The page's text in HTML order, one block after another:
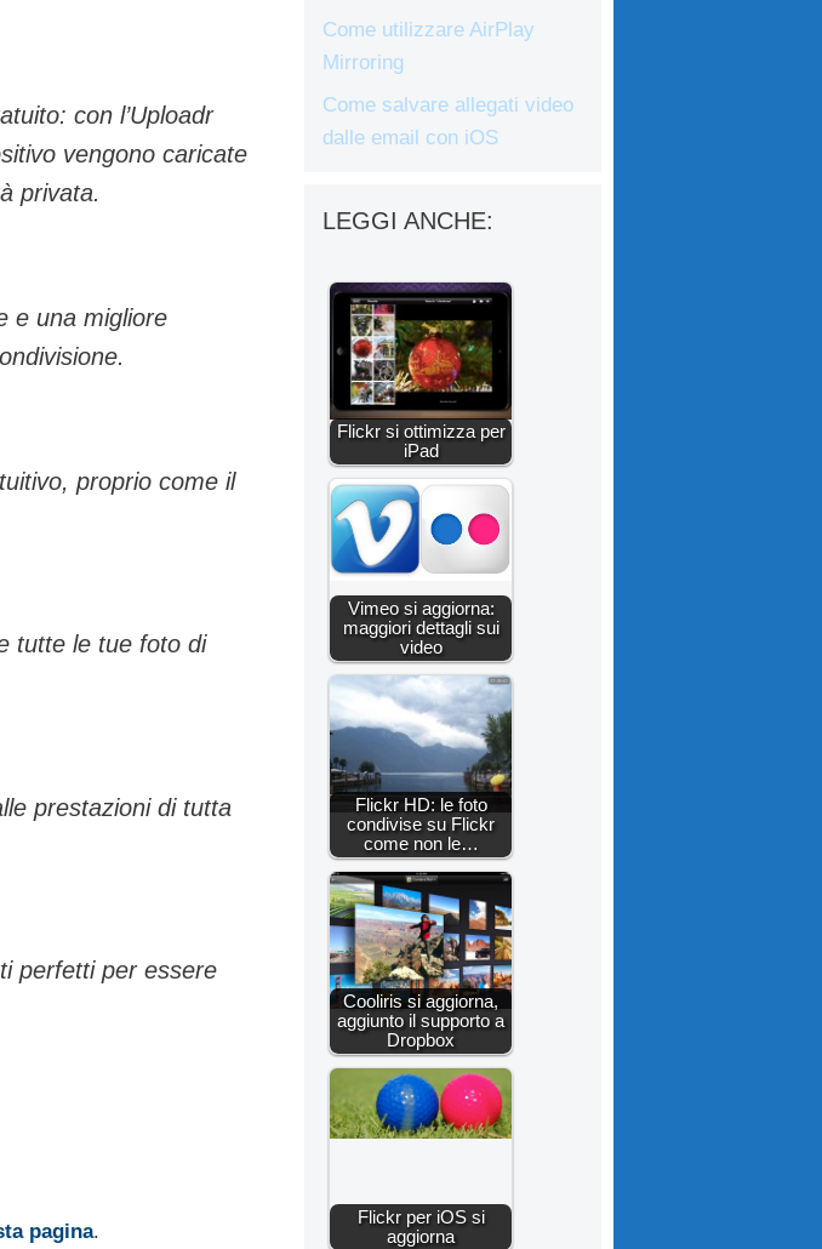
con l’Uploadr
vengono caricate
privata.
e una migliore
proprio come il
tutte le tue foto di
prestazioni di tutta
perfetti per essere
pagina.
Come utilizzare AirPlay
Mirroring
Come salvare allegati video
dalle email con iOS
LEGGI ANCHE:
Flickr si ottimizza per
iPad
Vimeo si aggiorna:
maggiori dettagli sui
video
Flickr HD: le foto
condivise su Flickr
come non le…
Cooliris si aggiorna,
aggiunto il supporto a
Dropbox
Flickr per iOS si
aggiorna